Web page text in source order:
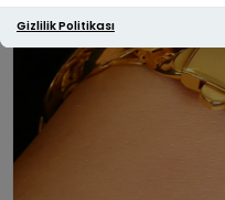
Gizlilik Politikası